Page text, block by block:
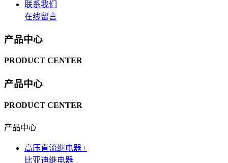
联系我们
在线留言
产品中心
PRODUCT CENTER
产品中心
PRODUCT CENTER
产品中心
高压直流继电器+
比亚迪继电器